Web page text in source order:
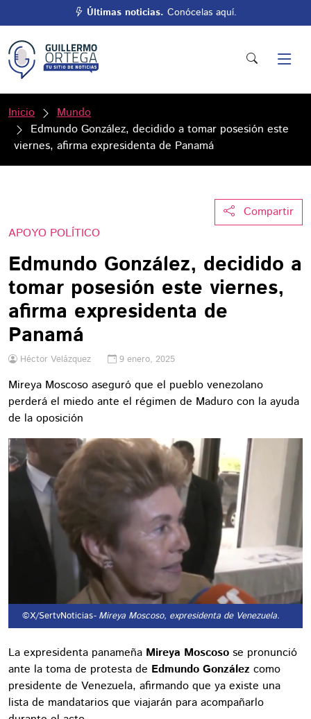
Últimas noticias. Conócelas aquí.
Inicio
Mundo
Edmundo González, decidido a tomar posesión este
viernes, afirma expresidenta de Panamá
Compartir
APOYO POLÍTICO
Edmundo González, decidido a
tomar posesión este viernes,
afirma expresidenta de
Panamá
Héctor Velázquez 9 enero, 2025
Mireya Moscoso aseguró que el pueblo venezolano
perderá el miedo ante el régimen de Maduro con la ayuda
de la oposición
©X/SertvNoticias- Mireya Moscoso, expresidenta de Venezuela.
La expresidenta panameña Mireya Moscoso se pronunció
ante la toma de protesta de Edmundo González como
presidente de Venezuela, afirmando que ya existe una
lista de mandatarios que viajarán para acompañarlo